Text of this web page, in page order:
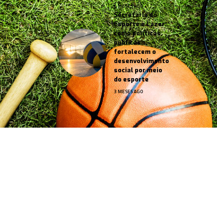
4 MESES AGO
Secretaria do
Esporte e Lazer:
como políticas
públicas
fortalecem o
desenvolvimento
social por meio
do esporte
3 MESES AGO